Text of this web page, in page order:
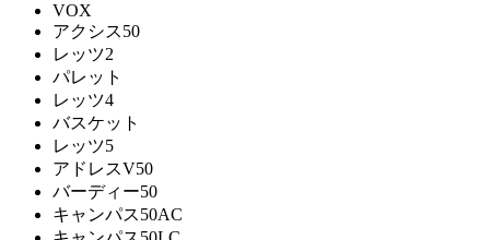
VOX
アクシス50
レッツ2
パレット
レッツ4
バスケット
レッツ5
アドレスV50
バーディー50
キャンパス50AC